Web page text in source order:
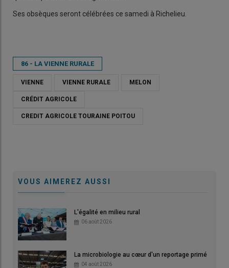
Ses obsèques seront célébrées ce samedi à Richelieu.
86 - LA VIENNE RURALE
VIENNE VIENNE RURALE MELON
CRÉDIT AGRICOLE
CREDIT AGRICOLE TOURAINE POITOU
VOUS AIMEREZ AUSSI
L'égalité en milieu rural
06 août 2026
La microbiologie au cœur d'un reportage primé
04 août 2026